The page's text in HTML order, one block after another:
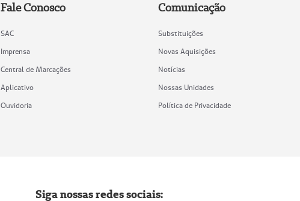
Fale Conosco
SAC
Imprensa
Central de Marcações
Aplicativo
Ouvidoria
Comunicação
Substituições
Novas Aquisições
Notícias
Nossas Unidades
Política de Privacidade
Siga nossas redes sociais: